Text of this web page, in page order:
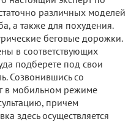
различных моделей
а также для похудения.
беговые дорожки.
в соответствующих
подберете под свои
Созвонившись со
в мобильном режиме
причем
здесь осуществляется